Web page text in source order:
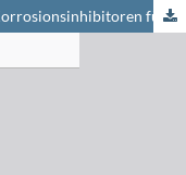
Oberflächenschutzmassnahmen und Korrosionsinhibitoren für bewitterte Stahlbetonkonstruktionen